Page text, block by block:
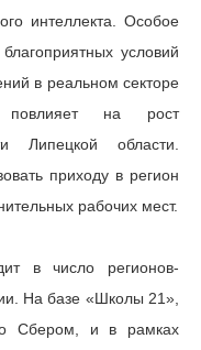
интеллекта. Особое
условий
в реальном секторе
повлияет на рост
Липецкой области.
приходу в регион
рабочих мест.
в число регионов-
На базе «Школы 21»,
Сбером, и в рамках